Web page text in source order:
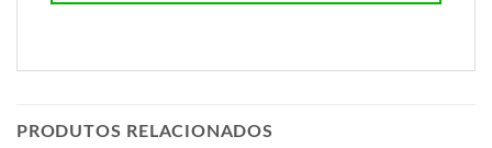
PRODUTOS RELACIONADOS